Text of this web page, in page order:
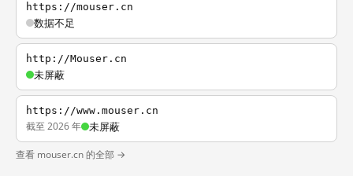
https://mouser.cn
数据不足
http://Mouser.cn
未屏蔽
https://www.mouser.cn
截至 2026 年 未屏蔽
查看 mouser.cn 的全部 →